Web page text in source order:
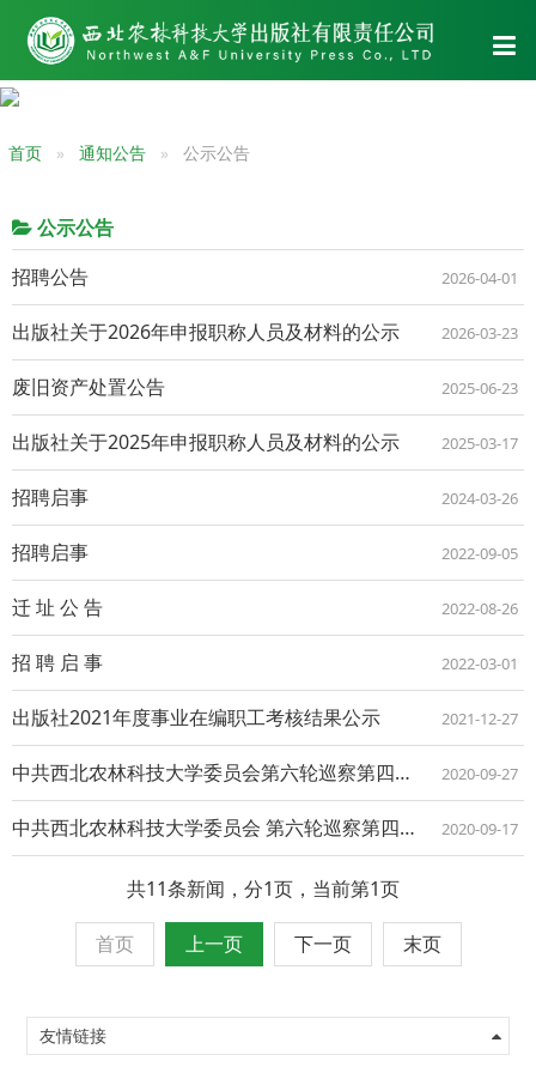
首页 通知公告 公示公告
公示公告
招聘公告
2026-04-01
出版社关于2026年申报职称人员及材料的公示 2026-03-23
废旧资产处置公告 2025-06-23
出版社关于2025年申报职称人员及材料的公示 2025-03-17
招聘启事 2024-03-26
招聘启事 2022-09-05
迁 址 公 告 2022-08-26
招 聘 启 事 2022-03-01
出版社2021年度事业在编职工考核结果公示 2021-12-27
中共西北农林科技大学委员会第六轮巡察第四巡察组结束工作公告 2020-09-27
中共西北农林科技大学委员会 第六轮巡察第四巡察组专项巡察出版社的公告 2020-09-17
共11条新闻，分1页，当前第1页
首页 上一页 下一页 末页
友情链接